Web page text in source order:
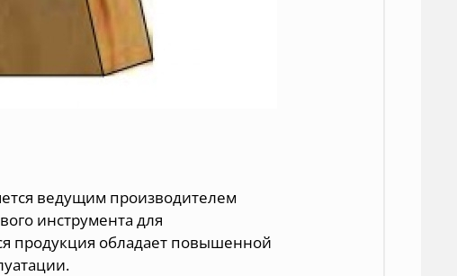
ведущим производителем
инструмента для
продукция обладает повышенной